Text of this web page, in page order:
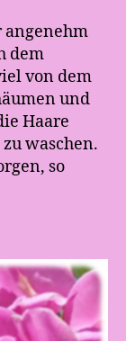
angenehm
dem
von dem
und
Haare
waschen.
so